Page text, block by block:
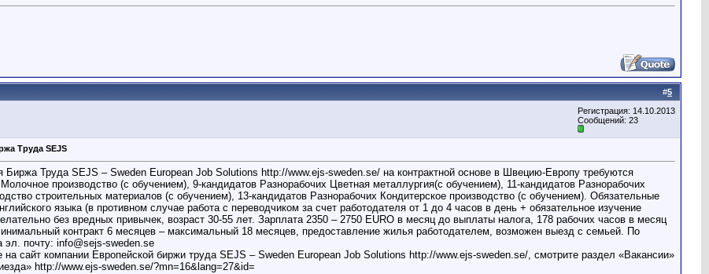
#5
Регистрация: 14.10.2013
Сообщений: 23
Труда SEJS
Труда SEJS – Sweden European Job Solutions http://www.ejs-sweden.se/ на контрактной основе в Швецию-Европу требуются
производство (с обучением), 9-кандидатов Разнорабочих Цветная металлургия(с обучением), 11-кандидатов Разнорабочих
строительных материалов (с обучением), 13-кандидатов Разнорабочих Кондитерское производство (с обучением). Обязательные
языка (в противном случае работа с переводчиком за счет работодателя от 1 до 4 часов в день + обязательное изучение
без вредных привычек, возраст 30-55 лет. Зарплата 2350 – 2750 EURO в месяц до выплаты налога, 178 рабочих часов в месяц
контракт 6 месяцев – максимальный 18 месяцев, предоставление жилья работодателем, возможен выезд с семьей. По
почту: info@sejs-sweden.se
сайт компании Европейской биржи труда SEJS – Sweden European Job Solutions http://www.ejs-sweden.se/, смотрите раздел «Вакансии»
http://www.ejs-sweden.se/?mn=16&lang=27&id=